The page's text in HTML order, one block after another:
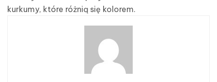
kurkumy, które różnią się kolorem.